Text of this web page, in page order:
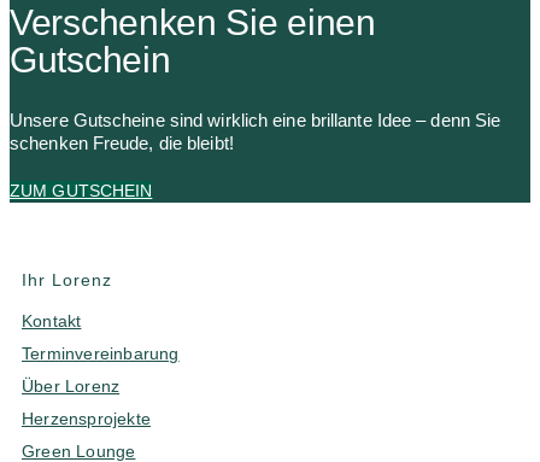
Verschenken Sie einen
Gutschein
Unsere Gutscheine sind wirklich eine brillante Idee – denn Sie
schenken Freude, die bleibt!
ZUM GUTSCHEIN
Ihr Lorenz
Kontakt
Terminvereinbarung
Über Lorenz
Herzensprojekte
Green Lounge